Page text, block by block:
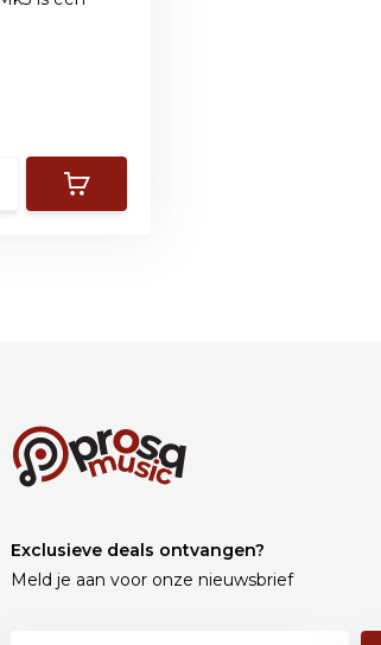
Exclusieve deals ontvangen?
Meld je aan voor onze nieuwsbrief